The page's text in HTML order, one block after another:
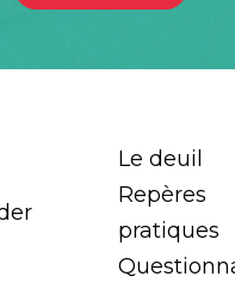
Le deuil
Repères
pratiques